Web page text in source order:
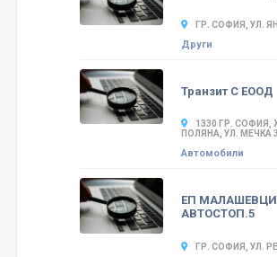
ГР. СОФИЯ, УЛ.
Други
Транзит С ЕООД
1330 ГР. СОФИЯ,
ПОЛЯНА, УЛ. МЕЧКА
Автомобили
ЕП
АВТОСТОП.5
ГР. СОФИЯ, УЛ.